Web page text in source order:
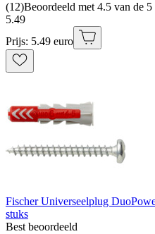
(12)Beoordeeld met 4.5 van de
5.49
Prijs: 5.49 euro
Fischer Universeelplug
stuks
Best beoordeeld